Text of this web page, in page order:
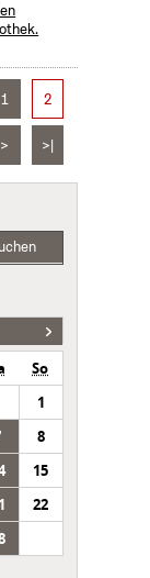
1 2
> >|
So
1
8
15
22